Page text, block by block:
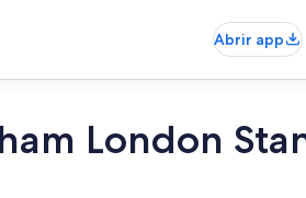
Abrir app
London